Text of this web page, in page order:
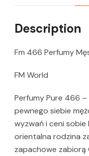
Description
Fm 466 Perfumy
FM World
Perfumy Pure 466
pewnego siebie
wyzwań i ceni
orientalna rodzina
zapachowe